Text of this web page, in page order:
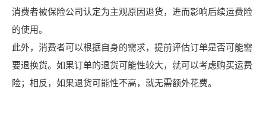
消费者被保险公司认定为主观原因退货，进而影响后续运费险
的使用。
此外，消费者可以根据自身的需求，提前评估订单是否可能需
要退换货。如果订单的退货可能性较大，就可以考虑购买运费
险；相反，如果退货可能性不高，就无需额外花费。